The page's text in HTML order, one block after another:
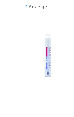
* Anzeige